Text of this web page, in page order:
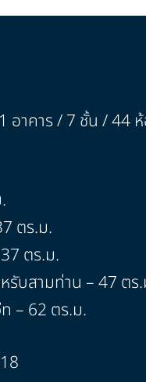
อาคาร / 7 ชั้น / 44
ตร.ม.
ตร.ม.
รับสามท่าน – 47 ตร
– 62 ตร.ม.